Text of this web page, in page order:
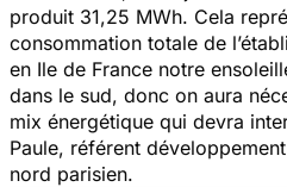
produit 31,25 MWh. Cela
consommation totale de
en Ile de France notre
dans le sud, donc on aura
mix énergétique qui devra
Paule, référent
nord parisien.